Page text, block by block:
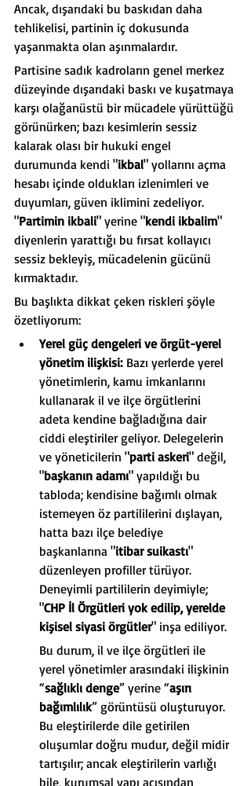
Ancak, dışarıdaki bu baskıdan daha
tehlikelisi, partinin iç dokusunda
yaşanmakta olan aşınmalardır.
Partisine sadık kadroların genel merkez
düzeyinde dışarıdaki baskı ve kuşatmaya
karşı olağanüstü bir mücadele yürüttüğü
görünürken; bazı kesimlerin sessiz
kalarak olası bir hukuki engel
durumunda kendi "ikbal" yollarını açma
hesabı içinde oldukları izlenimleri ve
duyumları, güven iklimini zedeliyor.
"Partimin ikbali" yerine "kendi ikbalim"
diyenlerin yarattığı bu fırsat kollayıcı
sessiz bekleyiş, mücadelenin gücünü
kırmaktadır.
Bu başlıkta dikkat çeken riskleri şöyle
özetliyorum:
Yerel güç dengeleri ve örgüt-yerel
yönetim ilişkisi: Bazı yerlerde yerel
yönetimlerin, kamu imkanlarını
kullanarak il ve ilçe örgütlerini
adeta kendine bağladığına dair
ciddi eleştiriler geliyor. Delegelerin
ve yöneticilerin "parti askeri" değil,
"başkanın adamı" yapıldığı bu
tabloda; kendisine bağımlı olmak
istemeyen öz partililerini dışlayan,
hatta bazı ilçe belediye
başkanlarına "itibar suikastı"
düzenleyen profiller türüyor.
Deneyimli partililerin deyimiyle;
"CHP İl Örgütleri yok edilip, yerelde
kişisel siyasi örgütler" inşa ediliyor.
Bu durum, il ve ilçe örgütleri ile
yerel yönetimler arasındaki ilişkinin
“sağlıklı denge” yerine “aşırı
bağımlılık” görüntüsü oluşturuyor.
Bu eleştirilerde dile getirilen
oluşumlar doğru mudur, değil midir
tartışılır; ancak eleştirilerin varlığı
bile, kurumsal yapı açısından